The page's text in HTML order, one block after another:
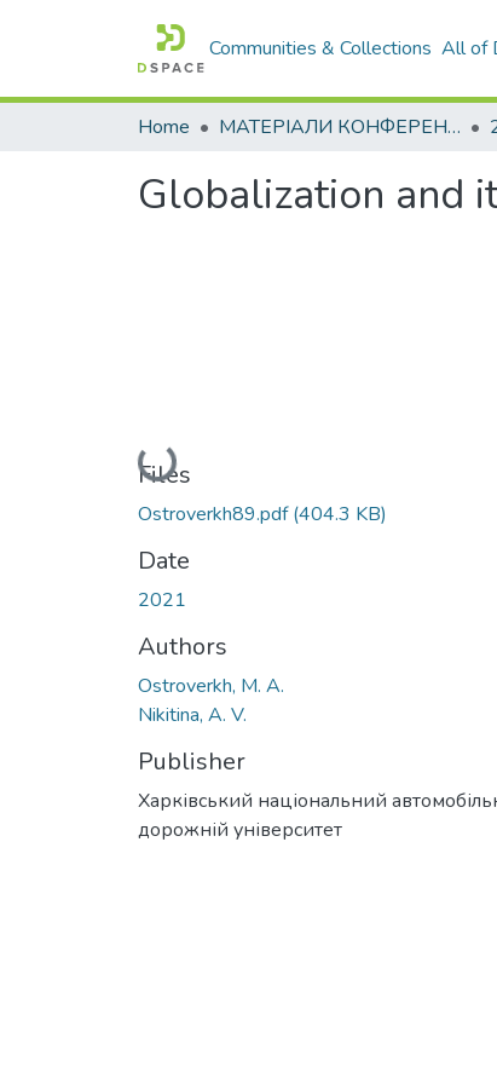
Communities & Collections All of
Home МАТЕРІАЛИ КОНФЕРЕНЦІЙ
Globalization and
Loading...
Files
Ostroverkh89.pdf(404.3 KB)
Date
2021
Authors
Ostroverkh, M. A.
Nikitina, A. V.
Publisher
Харківський національний
дорожній університет